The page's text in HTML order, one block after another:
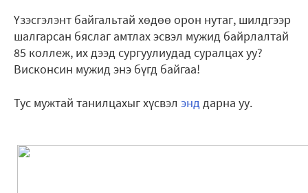
Үзэсгэлэнт байгальтай хөдөө орон нутаг, шилдгээр
шалгарсан бяслаг амтлах эсвэл мужид байрлалтай
85 коллеж, их дээд сургуулиудад суралцах уу?
Висконсин мужид энэ бүгд байгаа!
Тус мужтай танилцахыг хүсвэл энддарна уу.